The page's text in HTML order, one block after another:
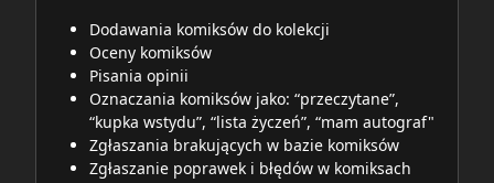
Dodawania komiksów do kolekcji
Oceny komiksów
Pisania opinii
Oznaczania komiksów jako: “przeczytane”,
“kupka wstydu”, “lista życzeń”, “mam autograf"
Zgłaszania brakujących w bazie komiksów
Zgłaszanie poprawek i błędów w komiksach